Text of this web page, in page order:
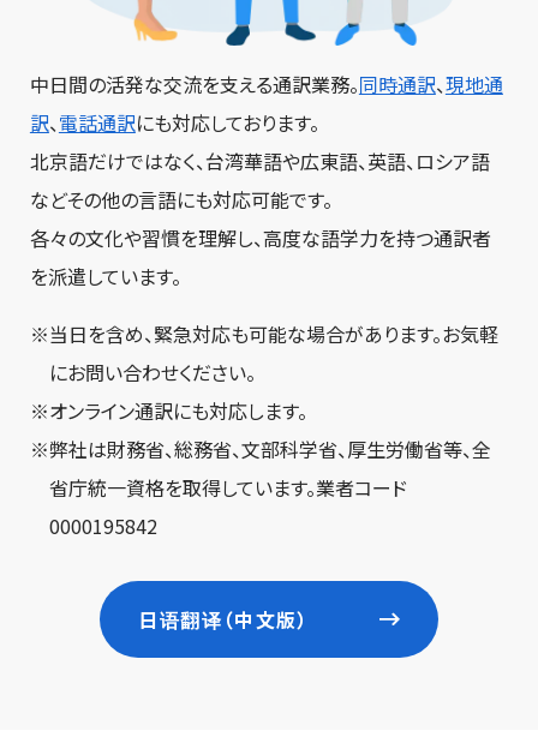
中日間の活発な交流を支える通訳業務。同時通訳、現地通
訳、電話通訳にも対応しております。
北京語だけではなく、台湾華語や広東語、英語、ロシア語
などその他の言語にも対応可能です。
各々の文化や習慣を理解し、高度な語学力を持つ通訳者
を派遣しています。
当日を含め、緊急対応も可能な場合があります。お気軽
にお問い合わせください。
オンライン通訳にも対応します。
弊社は財務省、総務省、文部科学省、厚生労働省等、全
省庁統一資格を取得しています。業者コード
0000195842
日语翻译（中文版）